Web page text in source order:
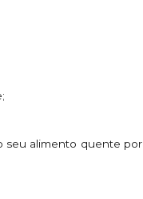
seu alimento quente por